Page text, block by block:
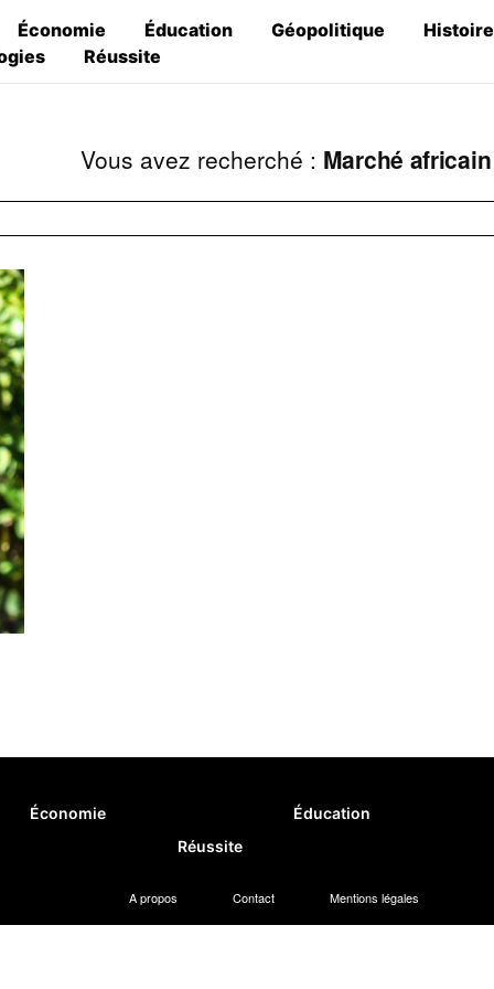
Économie Éducation Géopolitique
Histoire
Réussite
Vous avez recherché : Marché africain
Économie Éducation
Réussite
A propos Contact Mentions légales